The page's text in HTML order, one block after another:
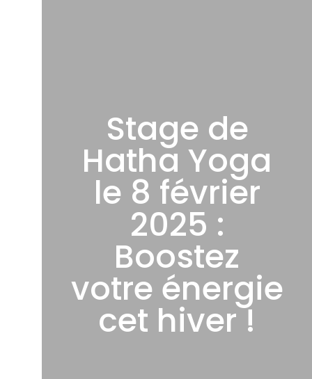
Stage de
Hatha Yoga
le 8 février
2025 :
Boostez
votre énergie
cet hiver !